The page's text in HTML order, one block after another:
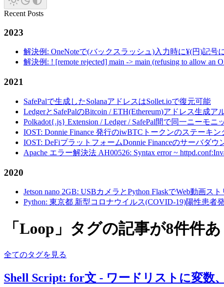
Recent Posts
2023
解決例: OneNoteで(バックスラッシュ)入力時に¥(円)記号
解決例: ! [remote rejected] main -> main (refusing to allow
2021
SafePalで生成したSolanaアドレスはSollet.ioで復元可能
LedgerとSafePalのBitcoin / ETH(Ethereum)アドレス生成
Polkadot{.js} Extension / Ledger / SafePal間で同一ニーモ
IOST: Donnie Finance 発行のiwBTCトークンのステーキン
IOST: DeFiプラットフォームDonnie Financeのサーバダ
Apache エラー解決法 AH00526: Syntax error ~
2020
Jetson nano 2GB: USBカメラとPython FlaskでWeb動画ス
Python: 東京都 新型コロナウイルス(COVID-19)陽性患者
「Loop」タグの記事が8件件
全てのタグを見る
Shell Script: for文 - ワードリストに変数